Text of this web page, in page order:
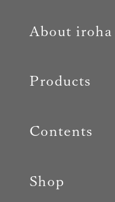
About iroha
Products
Contents
Shop